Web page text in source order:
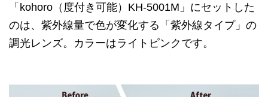
「kohoro（度付き可能）KH-5001M」にセットした
のは、紫外線量で色が変化する「紫外線タイプ」の
調光レンズ。カラーはライトピンクです。